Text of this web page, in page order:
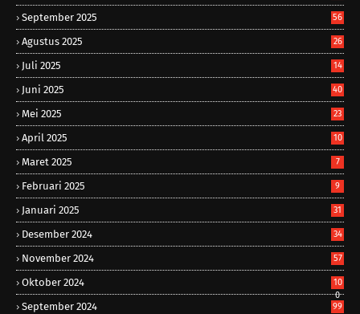
September 2025 56
Agustus 2025 26
Juli 2025 14
Juni 2025 40
Mei 2025 23
April 2025 10
Maret 2025 7
Februari 2025 9
Januari 2025 31
Desember 2024 34
November 2024 57
Oktober 2024
10
0
September 2024 99